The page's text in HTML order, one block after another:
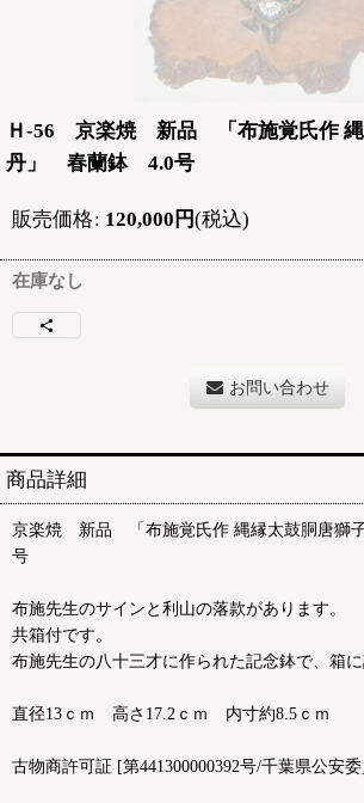
Ｈ-56 京楽焼 新品 「布施覚氏作 縄
丹」 春蘭鉢 4.0号
販売価格: 120,000 円(税込)
在庫なし
お問い合わせ
商品詳細
京楽焼 新品 「布施覚氏作 縄縁太鼓胴唐
号
布施先生のサインと利山の落款があります。
共箱付です。
布施先生の八十三才に作られた記念鉢で、箱に
直径13ｃｍ 高さ17.2ｃｍ 内寸約8.5ｃｍ
古物商許可証 [第441300000392号/千葉県公安